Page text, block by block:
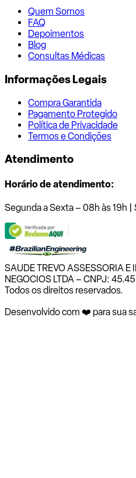
Quem Somos
FAQ
Depoimentos
Blog
Consultas Médicas
Informações Legais
Compra Garantida
Pagamento Protegido
Política de Privacidade
Termos e Condições
Atendimento
Horário de atendimento:
Segunda a Sexta – 08h às 19h |
SAUDE TREVO ASSESSORIA E
NEGOCIOS LTDA – CNPJ:
Todos os direitos reservados.
Desenvolvido com ❤️ para sua